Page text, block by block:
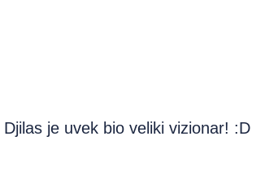
je uvek bio veliki vizionar! :D